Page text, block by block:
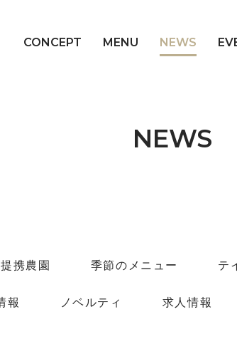
CONCEPT MENU NEWS
NEWS
携農園 季節のメニュー テ
報 ノベルティ 求人情報